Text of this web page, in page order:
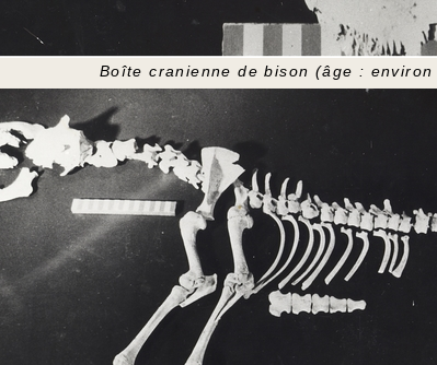
Boîte cranienne de bison (âge :